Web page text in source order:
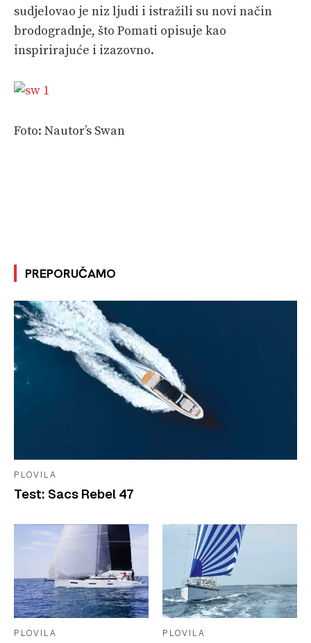
sudjelovao je niz ljudi i istražili su novi način
brodogradnje, što Pomati opisuje kao
inspirirajuće i izazovno.
Foto: Nautor’s Swan
PREPORUČAMO
PLOVILA
Test: Sacs Rebel 47
PLOVILA PLOVILA